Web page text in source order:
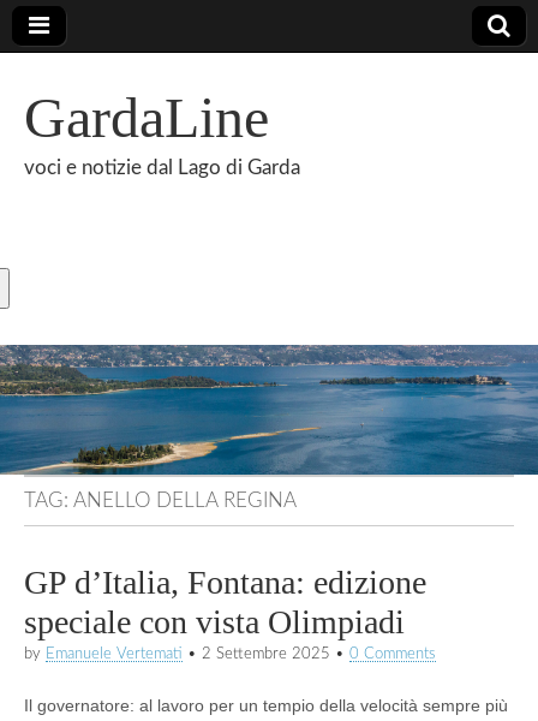
GardaLine
voci e notizie dal Lago di Garda
TAG: ANELLO DELLA REGINA
GP d’Italia, Fontana: edizione
speciale con vista Olimpiadi
by Emanuele Vertemati • 2 Settembre 2025 • 0 Comments
Il governatore: al lavoro per un tempio della velocità sempre più